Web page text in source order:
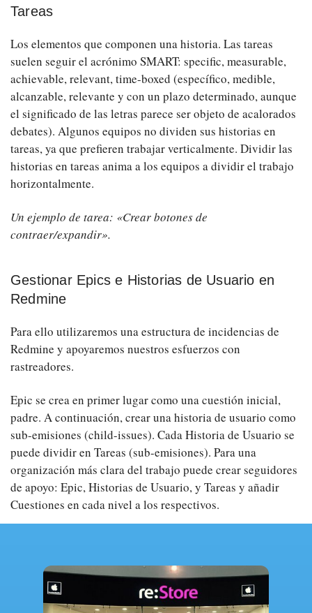
Tareas
Los elementos que componen una historia. Las tareas
suelen seguir el acrónimo SMART: specific, measurable,
achievable, relevant, time-boxed (específico, medible,
alcanzable, relevante y con un plazo determinado, aunque
el significado de las letras parece ser objeto de acalorados
debates). Algunos equipos no dividen sus historias en
tareas, ya que prefieren trabajar verticalmente. Dividir las
historias en tareas anima a los equipos a dividir el trabajo
horizontalmente.
Un ejemplo de tarea: «Crear botones de
contraer/expandir».
Gestionar Epics e Historias de Usuario en
Redmine
Para ello utilizaremos una estructura de incidencias de
Redmine y apoyaremos nuestros esfuerzos con
rastreadores.
Epic se crea en primer lugar como una cuestión inicial,
padre. A continuación, crear una historia de usuario como
sub-emisiones (child-issues). Cada Historia de Usuario se
puede dividir en Tareas (sub-emisiones). Para una
organización más clara del trabajo puede crear seguidores
de apoyo: Epic, Historias de Usuario, y Tareas y añadir
Cuestiones en cada nivel a los respectivos.